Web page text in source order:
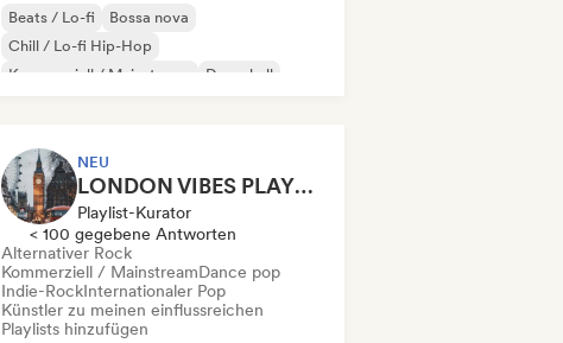
Beats / Lo-fi
Bossa nova
Chill / Lo-fi Hip-Hop
Kommerziell / Mainstream
Dancehall
NEU
LONDON VIBES PLAYLIST
Playlist-Kurator
< 100 gegebene Antworten
Alternativer Rock
Kommerziell / MainstreamDance pop
Indie-RockInternationaler Pop
Künstler zu meinen einflussreichen
Playlists hinzufügen